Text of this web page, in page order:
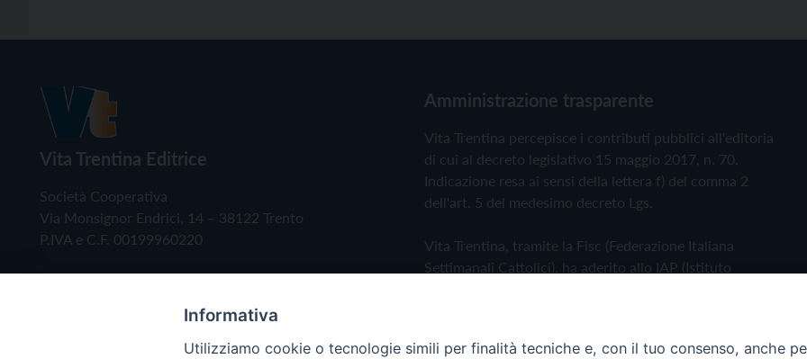
Vita Trentina Editrice
Società Cooperativa
Via Monsignor Endrici, 14 – 38122 Trento
P.IVA e C.F. 00199960220
Amministrazione trasparente
Vita Trentina percepisce i contributi pubblici all'editoria
di cui al decreto legislativo 15 maggio 2017, n. 70.
Indicazione resa ai sensi della lettera f) del comma 2
dell'art. 5 del medesimo decreto Lgs.
Vita Trentina, tramite la Fisc (Federazione Italiana
Settimanali Cattolici), ha aderito allo IAP (Istituto
Privacy Policy Cookie Policy
Informativa
Utilizziamo cookie o tecnologie simili per finalità tecniche e, con il tuo consenso, anche